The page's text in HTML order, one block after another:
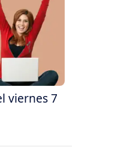
viernes 7